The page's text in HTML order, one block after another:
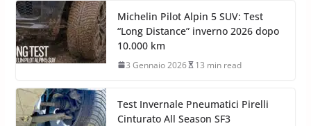
Michelin Pilot Alpin 5 SUV: Test
“Long Distance” inverno 2026 dopo
10.000 km
3 Gennaio 2026 13 min read
Test Invernale Pneumatici Pirelli
Cinturato All Season SF3